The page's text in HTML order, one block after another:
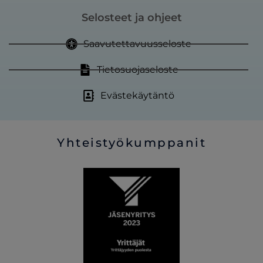
Selosteet ja ohjeet
Saavutettavuusseloste
Tietosuojaseloste
Evästekäytäntö
Yhteistyökumppanit